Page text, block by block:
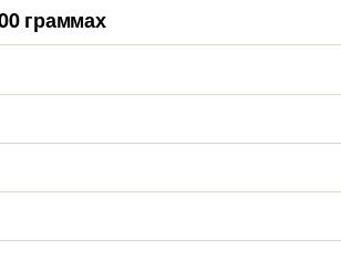
граммах